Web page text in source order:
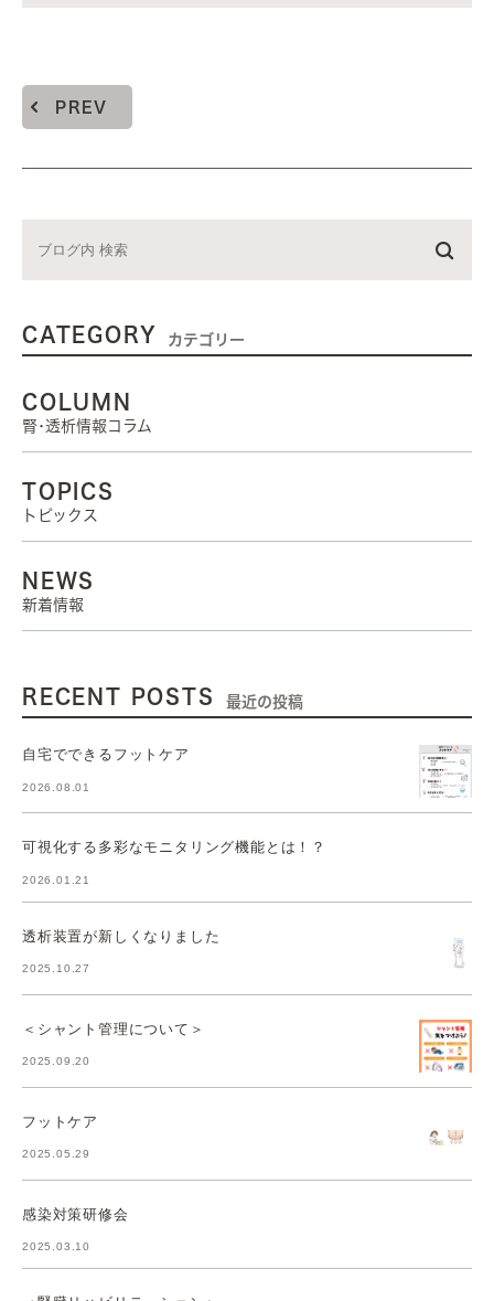
PREV
CATEGORY カテゴリー
COLUMN
腎･透析情報コラム
TOPICS
トピックス
NEWS
新着情報
RECENT POSTS 最近の投稿
自宅でできるフットケア
2026.08.01
可視化する多彩なモニタリング機能とは！？
2026.01.21
透析装置が新しくなりました
2025.10.27
＜シャント管理について＞
2025.09.20
フットケア
2025.05.29
感染対策研修会
2025.03.10